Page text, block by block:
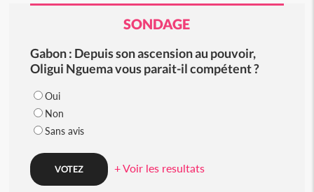
SONDAGE
Gabon : Depuis son ascension au pouvoir,
Oligui Nguema vous parait-il compétent ?
Oui
Non
Sans avis
+ Voir les resultats